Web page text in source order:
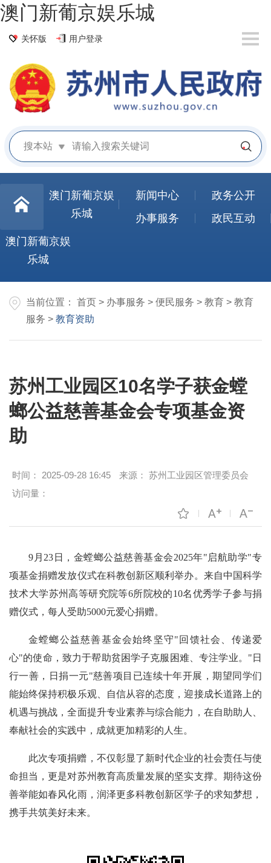
澳门新葡京娱乐城
关怀版 用户登录
搜本站
澳门新葡京娱
乐城
新闻中心
政务公开
办事服务
政民互动
澳门新葡京娱
乐城
当前位置： 首页 > 办事服务 > 便民服务 > 教育 > 教育
服务 > 教育资助
苏州工业园区10名学子获金螳
螂公益慈善基金会专项基金资
助
时间： 2025-09-28 16:45 来源： 苏州工业园区管理委员会
访问量：
9月23日，金螳螂公益慈善基金会2025年"启航助学"专
项基金捐赠发放仪式在科教创新区顺利举办。来自中国科学
技术大学苏州高等研究院等6所院校的10名优秀学子参与捐
赠仪式，每人受助5000元爱心捐赠。
金螳螂公益慈善基金会始终坚守"回馈社会、传递爱
心"的使命，致力于帮助贫困学子克服困难、专注学业。"日
行一善，日捐一元"慈善项目已连续十年开展，期望同学们
能始终保持积极乐观、自信从容的态度，迎接成长道路上的
机遇与挑战，全面提升专业素养与综合能力，在自助助人、
奉献社会的实践中，成就更加精彩的人生。
此次专项捐赠，不仅彰显了新时代企业的社会责任与使
命担当，更是对苏州教育高质量发展的坚实支撑。期待这份
善举能如春风化雨，润泽更多科教创新区学子的求知梦想，
携手共筑美好未来。